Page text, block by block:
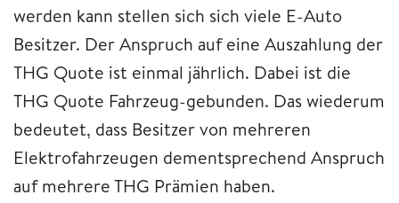
werden kann stellen sich sich viele E-Auto
Besitzer. Der Anspruch auf eine Auszahlung der
THG Quote ist einmal jährlich. Dabei ist die
THG Quote Fahrzeug-gebunden. Das wiederum
bedeutet, dass Besitzer von mehreren
Elektrofahrzeugen dementsprechend Anspruch
auf mehrere THG Prämien haben.